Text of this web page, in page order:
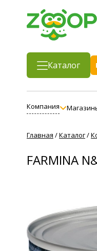
Каталог
Компания
Главная /Каталог/
FARMINA